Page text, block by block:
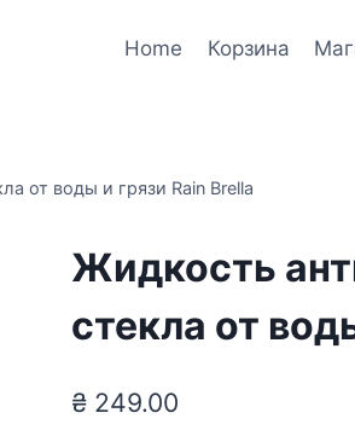
Home Корзина
от воды и грязи Rain Brella
Жидкость
стекла от
₴249.00